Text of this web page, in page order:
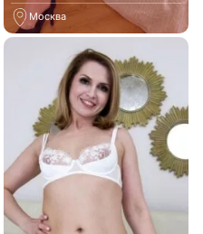
Москва